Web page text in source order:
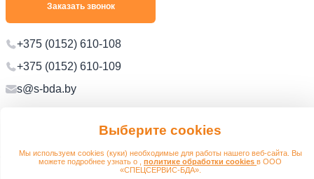
Выберите cookies
Мы используем cookies (куки) необходимые для работы нашего веб-сайта. Вы
можете подробнее узнать о , политике обработки cookies в ООО
«СПЕЦСЕРВИС-БДА».
Заказать звонок
+375 (0152) 610-108
+375 (0152) 610-109
s@s-bda.by
Политика в отношении обработки персональных данных
Политика в отношении обработки файлов cookie
© 2012 - 2026 s-bda.by Разработано: